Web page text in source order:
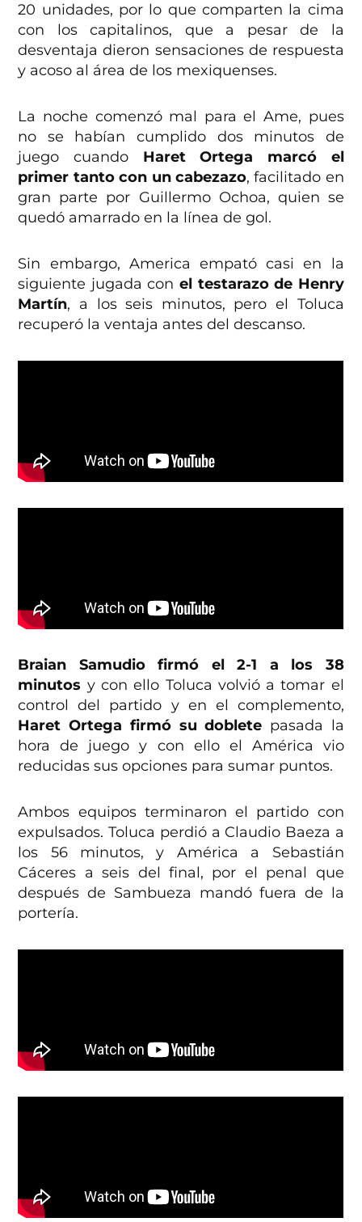
20 unidades, por lo que comparten la cima
con los capitalinos, que a pesar de la
desventaja dieron sensaciones de respuesta
y acoso al área de los mexiquenses.
La noche comenzó mal para el Ame, pues
no se habían cumplido dos minutos de
juego cuando Haret Ortega marcó el
primer tanto con un cabezazo, facilitado en
gran parte por Guillermo Ochoa, quien se
quedó amarrado en la línea de gol.
Sin embargo, America empató casi en la
siguiente jugada con el testarazo de Henry
Martín, a los seis minutos, pero el Toluca
recuperó la ventaja antes del descanso.
Braian Samudio firmó el 2-1 a los 38
minutos y con ello Toluca volvió a tomar el
control del partido y en el complemento,
Haret Ortega firmó su doblete pasada la
hora de juego y con ello el América vio
reducidas sus opciones para sumar puntos.
Ambos equipos terminaron el partido con
expulsados. Toluca perdió a Claudio Baeza a
los 56 minutos, y América a Sebastián
Cáceres a seis del final, por el penal que
después de Sambueza mandó fuera de la
portería.